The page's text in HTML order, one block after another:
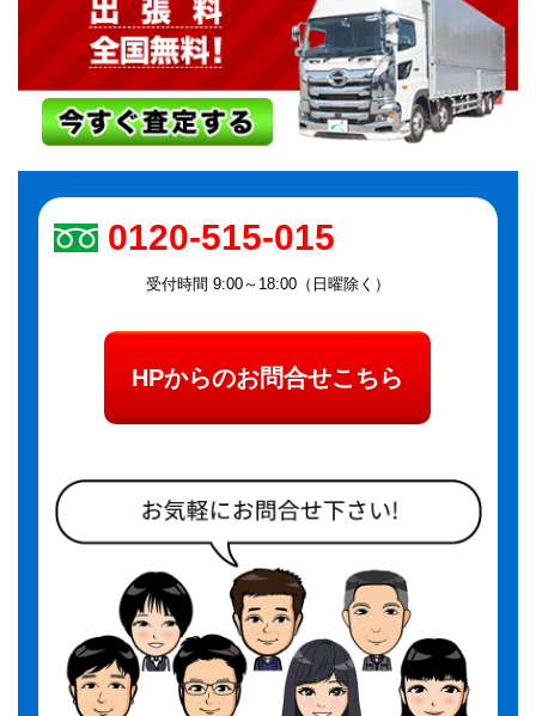
0120-515-015
受付時間 9:00～18:00（日曜除く）
HPからのお問合せこちら